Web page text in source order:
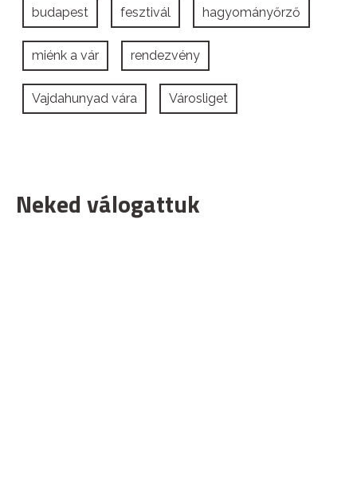
budapest fesztivál hagyományőrző
miénk a vár rendezvény
Vajdahunyad vára Városliget
Neked válogattuk